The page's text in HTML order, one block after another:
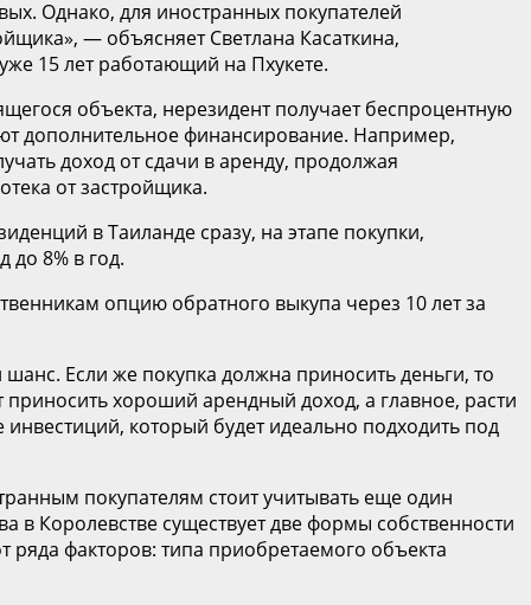
Однако, для иностранных покупателей
— объясняет Светлана Касаткина,
15 лет работающий на Пхукете.
объекта, нерезидент получает беспроцентную
дополнительное финансирование. Например,
доход от сдачи в аренду, продолжая
от застройщика.
в Таиланде сразу, на этапе покупки,
8% в год.
опцию обратного выкупа через 10 лет за
Если же покупка должна приносить деньги, то
хороший арендный доход, а главное, расти
который будет идеально подходить под
покупателям стоит учитывать еще один
Королевстве существует две формы собственности
факторов: типа приобретаемого объекта